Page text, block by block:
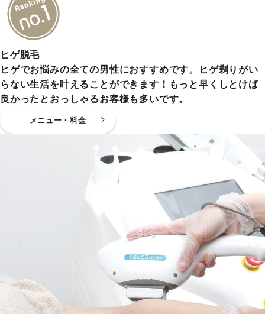
ヒゲ脱毛
ヒゲでお悩みの全ての男性におすすめです。ヒゲ剃りがい
らない生活を叶えることができます！もっと早くしとけば
良かったとおっしゃるお客様も多いです。
メニュー・料金